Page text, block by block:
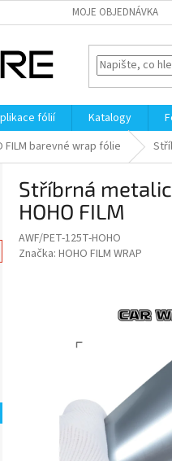
MOJE OBJEDNÁVKA
fólií Katalogy
FILM barevné wrap fólie
Stříbrná
HOHO FILM
AWF/PET-125T-HOHO
Značka: HOHO FILM WRAP